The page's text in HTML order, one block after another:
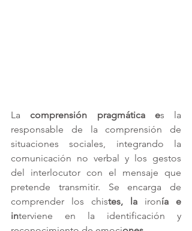
La comprensión pragmática es la
responsable de la comprensión de
situaciones sociales, integrando la
comunicación no verbal y los gestos
del interlocutor con el mensaje que
pretende transmitir. Se encarga de
comprender los chistes, la ironía e
interviene en la identificación y